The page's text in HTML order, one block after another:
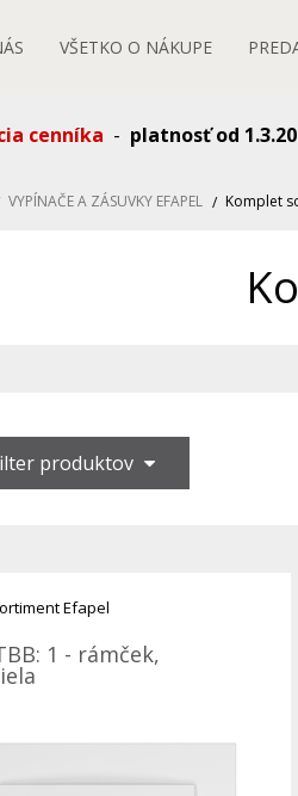
VŠETKO O NÁKUPE
cenníka - platnosť od
VYPÍNAČE A ZÁSUVKY EFAPEL Komplet
produktov
Efapel
1 - rámček,